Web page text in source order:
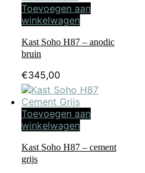
€126,40.
Toevoegen aan
winkelwagen
Kast Soho H87 – anodic
bruin
€345,00
Toevoegen aan
winkelwagen
Kast Soho H87 – cement
grijs